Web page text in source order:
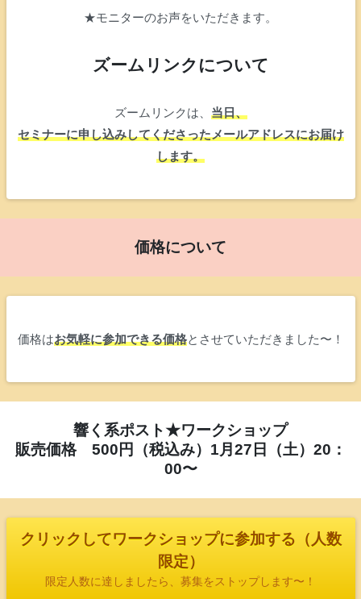
★モニターのお声をいただきます。
ズームリンクについて
ズームリンクは、 当日、
セミナーに申し込みしてくださったメールアドレスにお届け
します。
価格について
価格はお気軽に参加できる価格とさせていただきました〜！
響く系ポスト★ワークショップ
販売価格 500円（税込み）1月27日（土）20：
00〜
クリックしてワークショップに参加する（人数
限定）
限定人数に達しましたら、募集をストップします〜！